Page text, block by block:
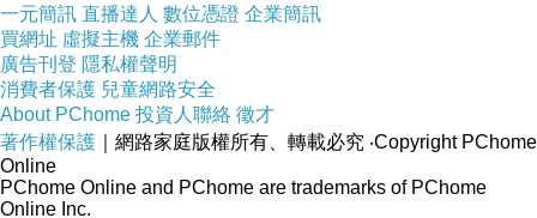
一元簡訊 直播達人 數位憑證 企業簡訊
買網址 虛擬主機 企業郵件
廣告刊登 隱私權聲明
消費者保護 兒童網路安全
About PChome 投資人聯絡 徵才
著作權保護 ｜網路家庭版權所有、轉載必究 ‧Copyright PChome
Online
PChome Online and PChome are trademarks of PChome
Online Inc.